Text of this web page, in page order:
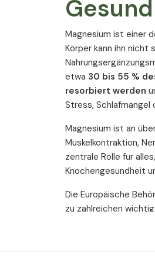
Gesundheit
MagNityX15
fundierten
Jede Kapsel
Magnesium ist einer
Körper kann ihn nicht
etwa 30 bis 55 %
resorbiert werden
Stress,
Magnesium ist an
Muskelkontraktion,
zentrale Rolle für
Knochengesundheit
Die Europäische
zu zahlreichen
Schlaf und